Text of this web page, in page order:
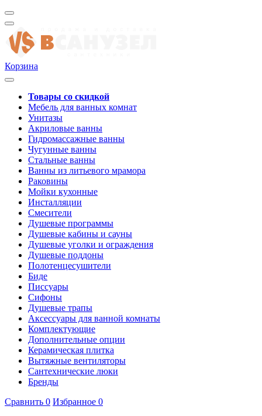
Корзина
Товары со скидкой
Мебель для ванных комнат
Унитазы
Акриловые ванны
Гидромассажные ванны
Чугунные ванны
Стальные ванны
Ванны из литьевого мрамора
Раковины
Мойки кухонные
Инсталляции
Смесители
Душевые программы
Душевые кабины и сауны
Душевые уголки и ограждения
Душевые поддоны
Полотенцесушители
Биде
Писсуары
Сифоны
Душевые трапы
Аксессуары для ванной комнаты
Комплектующие
Дополнительные опции
Керамическая плитка
Вытяжные вентиляторы
Сантехнические люки
Бренды
Сравнить 0 Избранное 0